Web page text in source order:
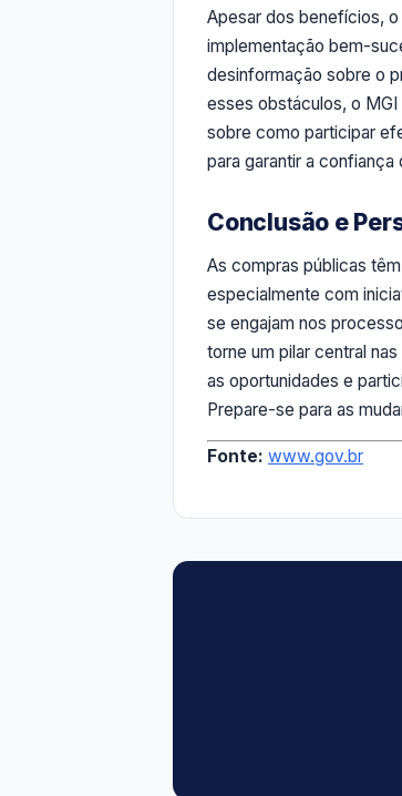
Apesar dos benefícios,
implementação bem-
desinformação sobre o
esses obstáculos, o
sobre como participar
para garantir a
Conclusão e
As compras públicas
especialmente com
se engajam nos
torne um pilar central
as oportunidades e
Prepare-se para as
Fonte: www.gov.br